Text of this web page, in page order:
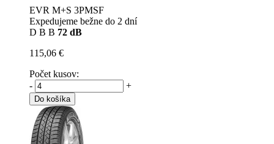
EVR M+S 3PMSF
Expedujeme bežne do 2 dní
D B B 72 dB
115,06 €
Počet kusov:
-
+
Do košíka